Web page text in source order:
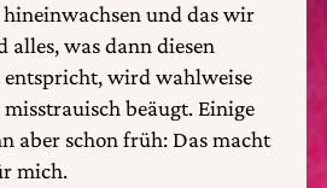
und das wir
was dann diesen
wird wahlweise
beäugt. Einige
aber schon früh: Das macht
mich.